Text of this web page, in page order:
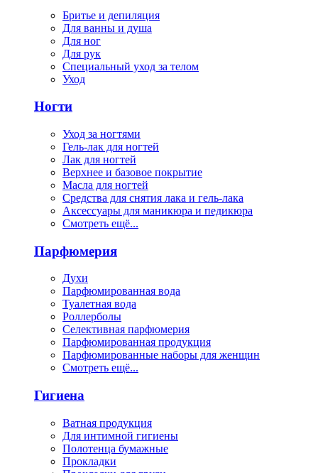
Бритье и депиляция
Для ванны и душа
Для ног
Для рук
Специальный уход за телом
Уход
Ногти
Уход за ногтями
Гель-лак для ногтей
Лак для ногтей
Верхнее и базовое покрытие
Масла для ногтей
Средства для снятия лака и гель-лака
Аксессуары для маникюра и педикюра
Смотреть ещё...
Парфюмерия
Духи
Парфюмированная вода
Туалетная вода
Роллерболы
Селективная парфюмерия
Парфюмированная продукция
Парфюмированные наборы для женщин
Смотреть ещё...
Гигиена
Ватная продукция
Для интимной гигиены
Полотенца бумажные
Прокладки